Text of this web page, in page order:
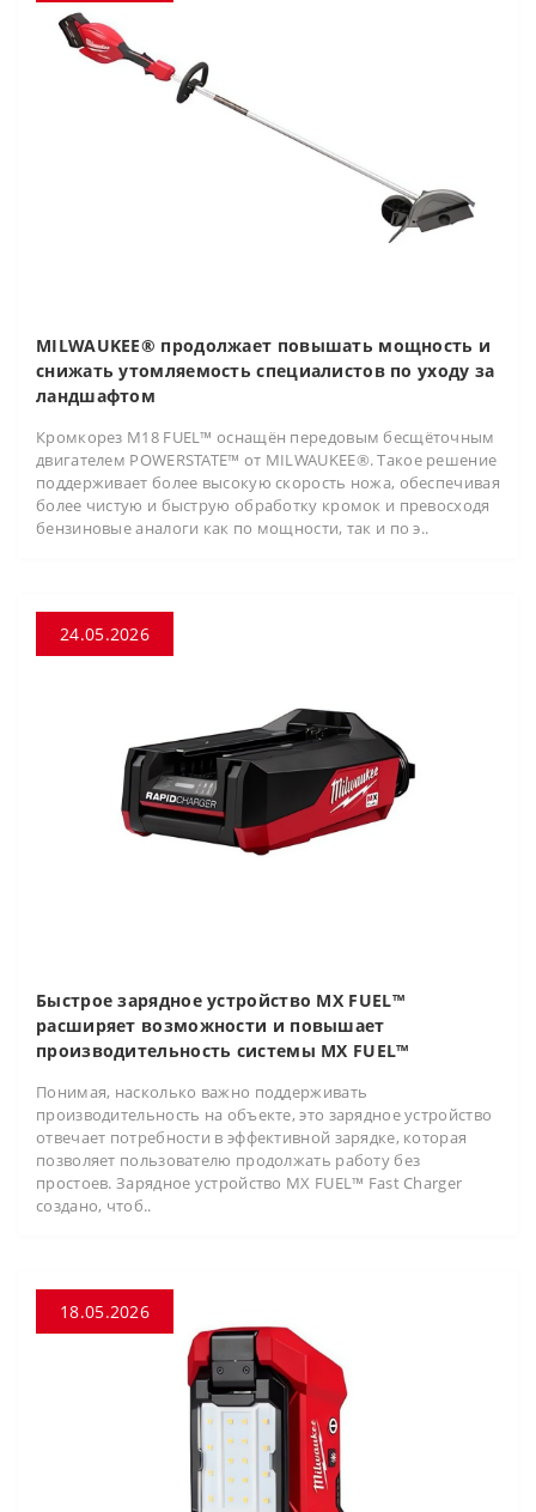
MILWAUKEE® продолжает повышать мощность и
снижать утомляемость специалистов по уходу за
ландшафтом
Кромкорез M18 FUEL™ оснащён передовым бесщёточным
двигателем POWERSTATE™ от MILWAUKEE®. Такое решение
поддерживает более высокую скорость ножа, обеспечивая
более чистую и быструю обработку кромок и превосходя
бензиновые аналоги как по мощности, так и по э..
24.05.2026
Быстрое зарядное устройство MX FUEL™
расширяет возможности и повышает
производительность системы MX FUEL™
Понимая, насколько важно поддерживать
производительность на объекте, это зарядное устройство
отвечает потребности в эффективной зарядке, которая
позволяет пользователю продолжать работу без
простоев. Зарядное устройство MX FUEL™ Fast Charger
создано, чтоб..
18.05.2026